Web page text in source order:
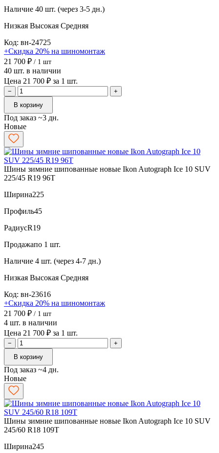
Наличие 40 шт. (через 3-5 дн.)
Низкая Высокая Средняя
Код: вн-24725
+Скидка 20% на шиномонтаж
21 700 ₽ / 1 шт
40 шт. в наличии
Цена 21 700 ₽ за 1 шт.
−
+
В корзину
Под заказ ~3 дн.
Новые
Шины зимние шипованные новые Ikon Autograph Ice 10 SUV
225/45 R19 96T
Ширина225
Профиль45
РадиусR19
Продажапо 1 шт.
Наличие 4 шт. (через 4-7 дн.)
Низкая Высокая Средняя
Код: вн-23616
+Скидка 20% на шиномонтаж
21 700 ₽ / 1 шт
4 шт. в наличии
Цена 21 700 ₽ за 1 шт.
−
+
В корзину
Под заказ ~4 дн.
Новые
Шины зимние шипованные новые Ikon Autograph Ice 10 SUV
245/60 R18 109T
Ширина245